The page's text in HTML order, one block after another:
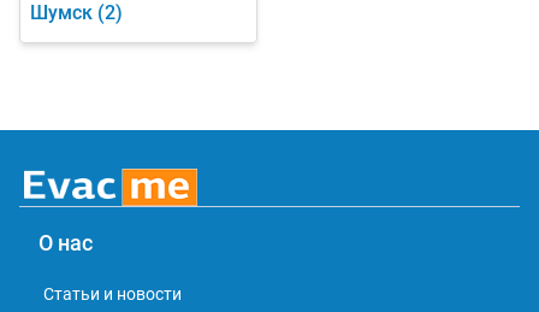
Шумск (2)
О нас
Статьи и новости